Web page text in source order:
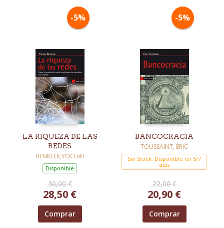
-5%
LA RIQUEZA DE LAS
REDES
BENKLER,YOCHAI
Disponible
30,00 €
28,50 €
Comprar
-5%
BANCOCRACIA
TOUSSAINT, ÉRIC
Sin Stock. Disponible en 5/7
días
22,00 €
20,90 €
Comprar